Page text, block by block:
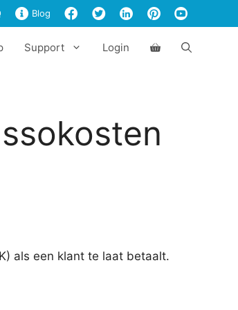
Blog
Support Login
als een klant te laat betaalt.